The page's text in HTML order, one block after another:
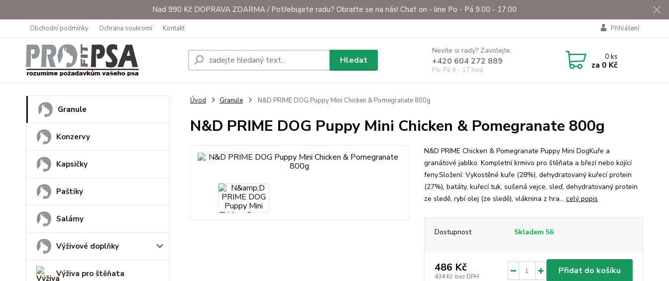
Nad 990 Kč DOPRAVA ZDARMA / Potřebujete radu? Obraťte se na nás! Chat on - line Po - Pá 9.00 - 17.00
Obchodní podmínky Ochrana soukromí Kontakt Přihlášení
Hledat
Nevíte si rady? Zavolejte.
+420 604 272 889
Po-Pá 9 - 17 hod.
0ks
za 0 Kč
Granule
Konzervy
Kapsičky
Paštiky
Salámy
Výživové doplňky
Výživa pro štěňata
Úvod Granule N&D PRIME DOG Puppy Mini Chicken & Pomegranate 800g
N&D PRIME DOG Puppy Mini Chicken & Pomegranate 800g
N&D PRIME Chicken & Pomegranate Puppy Mini DogKuře a
granátové jablko. Kompletní krmivo pro štěňata a březí nebo kojící
feny.Složení: Vykostěné kuře (28%), dehydratovaný kuřecí protein
(27%), batáty, kuřecí tuk, sušená vejce, sleď, dehydratovaný protein
ze sledě, rybí olej (ze sledě), vláknina z hra... celý popis
Dostupnost Skladem 56
486 Kč
434 Kč bez DPH
Přidat do košíku